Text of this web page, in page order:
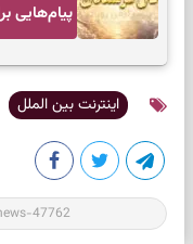
پیام‌هایی
اینترنت بین الملل